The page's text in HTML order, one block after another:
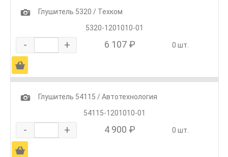
1
Глушитель 5320 / Техком
5320-1201010-01
- + 6 107 ₽ 0 шт.
Ä
1
Глушитель 54115 / Автотехнология
54115-1201010-01
- + 4 900 ₽ 0 шт.
Ä